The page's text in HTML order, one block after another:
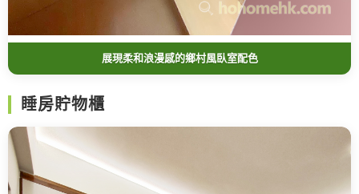
展現柔和浪漫感的鄉村風臥室配色
睡房貯物櫃